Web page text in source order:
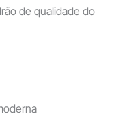
de qualidade do